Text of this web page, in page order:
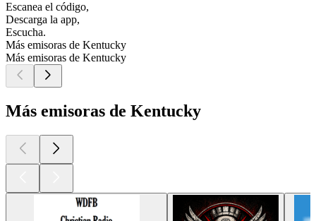
Escanea el código,
Descarga la app,
Escucha.
Más emisoras de Kentucky
Más emisoras de Kentucky
Más emisoras de Kentucky